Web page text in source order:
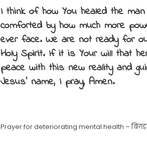
I think of how You healed the
comforted by how much more
ever face. We are not ready for
Holy Spirit. If it is Your will that
peace with this new reality and
Jesus’ name, I pray, Amen.
Prayer for deteriorating mental health – बिगड़ते